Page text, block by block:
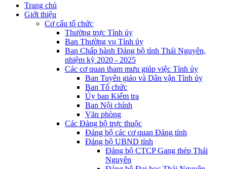
Trang chủ
Giới thiệu
Cơ cấu tổ chức
Thường trực Tỉnh ủy
Ban Thường vụ Tỉnh ủy
Ban Chấp hành Đảng bộ tỉnh Thái Nguyên,
nhiệm kỳ 2020 - 2025
Các cơ quan tham mưu giúp việc Tỉnh ủy
Ban Tuyên giáo và Dân vận Tỉnh ủy
Ban Tổ chức
Ủy ban Kiểm tra
Ban Nội chính
Văn phòng
Các Đảng bộ trực thuộc
Đảng bộ các cơ quan Đảng tỉnh
Đảng bộ UBND tỉnh
Đảng bộ CTCP Gang thép Thái
Nguyên